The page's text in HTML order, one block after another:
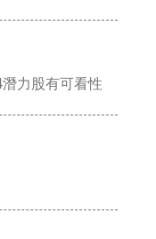
力股有可看性